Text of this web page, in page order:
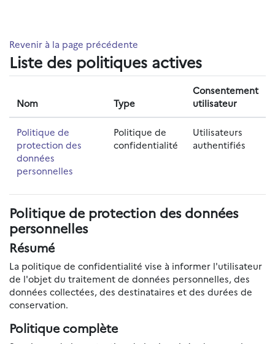
Revenir à la page précédente
Liste des politiques actives
Nom Type
Consentement
utilisateur
Politique de
protection des
données
personnelles
Politique de
confidentialité
Utilisateurs
authentifiés
Politique de protection des données
personnelles
Résumé
La politique de confidentialité vise à informer l'utilisateur
de l'objet du traitement de données personnelles, des
données collectées, des destinataires et des durées de
conservation.
Politique complète